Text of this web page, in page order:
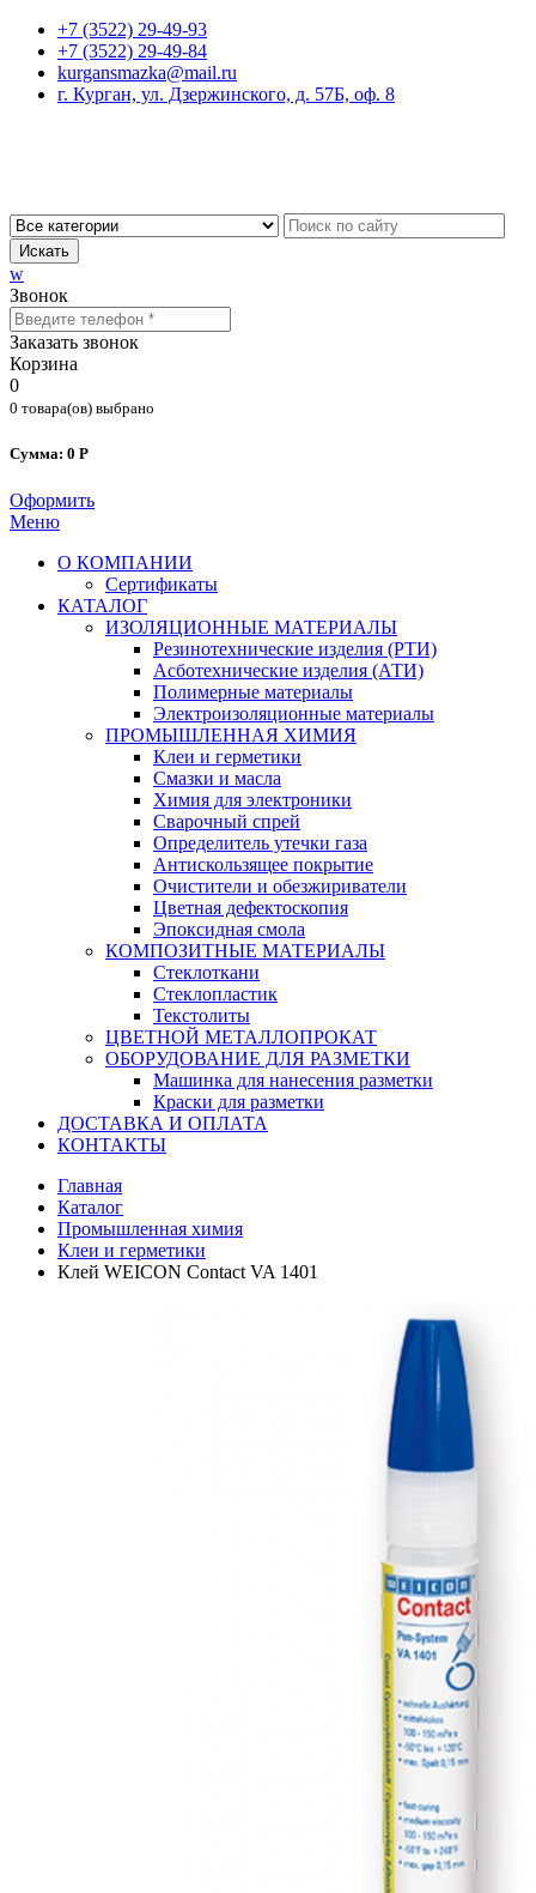
+7 (3522) 29-49-93
+7 (3522) 29-49-84
kurgansmazka@mail.ru
г. Курган, ул. Дзержинского, д. 57Б, оф. 8
Искать
w
Звонок
Заказать звонок
Корзина
0
0 товара(ов) выбрано
Сумма: 0 Р
Оформить
Меню
О КОМПАНИИ
Сертификаты
КАТАЛОГ
ИЗОЛЯЦИОННЫЕ МАТЕРИАЛЫ
Резинотехнические изделия (РТИ)
Асботехнические изделия (АТИ)
Полимерные материалы
Электроизоляционные материалы
ПРОМЫШЛЕННАЯ ХИМИЯ
Клеи и герметики
Смазки и масла
Химия для электроники
Сварочный спрей
Определитель утечки газа
Антискользящее покрытие
Очистители и обезжириватели
Цветная дефектоскопия
Эпоксидная смола
КОМПОЗИТНЫЕ МАТЕРИАЛЫ
Стеклоткани
Стеклопластик
Текстолиты
ЦВЕТНОЙ МЕТАЛЛОПРОКАТ
ОБОРУДОВАНИЕ ДЛЯ РАЗМЕТКИ
Машинка для нанесения разметки
Краски для разметки
ДОСТАВКА И ОПЛАТА
КОНТАКТЫ
Главная
Каталог
Промышленная химия
Клеи и герметики
Клей WEICON Contact VA 1401